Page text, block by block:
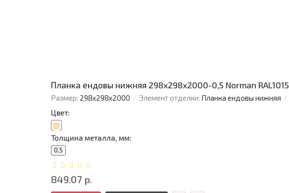
Планка ендовы нижняя 298х298х2000-0,5 Norman RAL1015
Размер: 298х298х2000 Элемент отделки: Планка ендовы нижняя
Цвет:
Толщина металла, мм:
0.5
849.07 р.